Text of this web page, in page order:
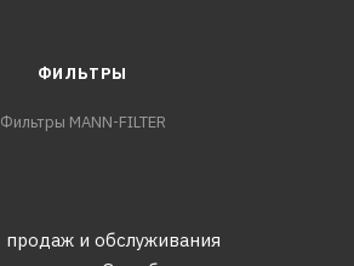
ФИЛЬТРЫ
Фильтры MANN-FILTER
и обслуживания